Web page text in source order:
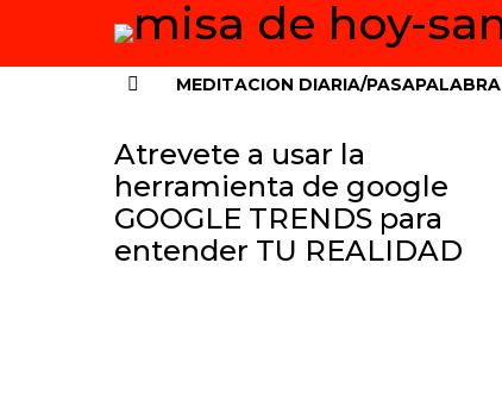
MEDITACION DIARIA/PASAPALABRA
Atrevete a usar la
herramienta de google
GOOGLE TRENDS para
entender TU REALIDAD